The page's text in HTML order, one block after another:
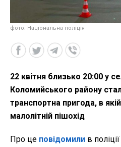
фото: Національна поліція
22 квітня близько 20:00 у
Коломийського району
транспортна пригода, в
малолітній пішохід
Про це повідомили в